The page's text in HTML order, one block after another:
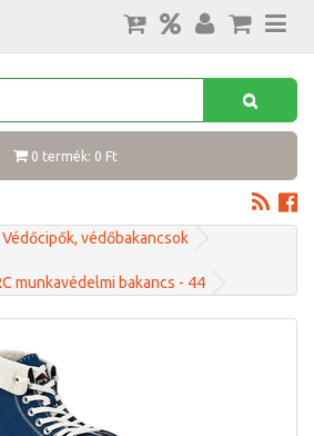
0 termék: 0 Ft
Védőcipők, védőbakancsok
munkavédelmi bakancs - 44